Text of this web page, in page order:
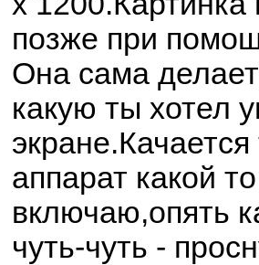
позже при
Она сама
какую ты хотел
аппарат какой
включаю,опять
чуть-чуть -